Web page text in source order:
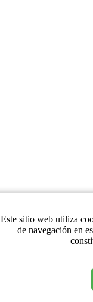
Este sitio web utiliza
de navegación en